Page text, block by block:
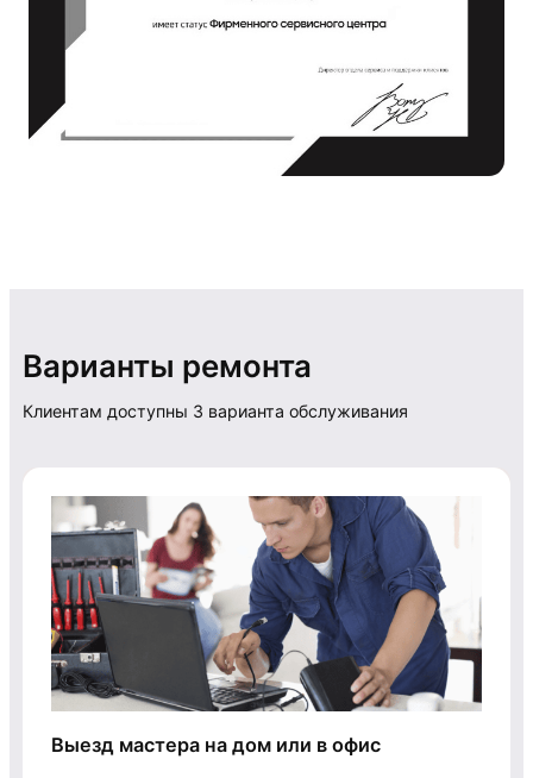
Варианты ремонта
Клиентам доступны 3 варианта обслуживания
Выезд мастера на дом или в офис